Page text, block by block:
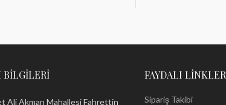
Ali Akman Mahallesi Fahrettin
FAYDALI LINKLER
Sipariş Takibi